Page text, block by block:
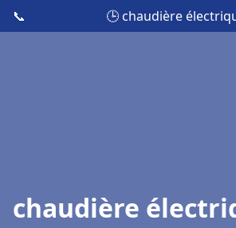
📞 🕒 chaudière
chaudière